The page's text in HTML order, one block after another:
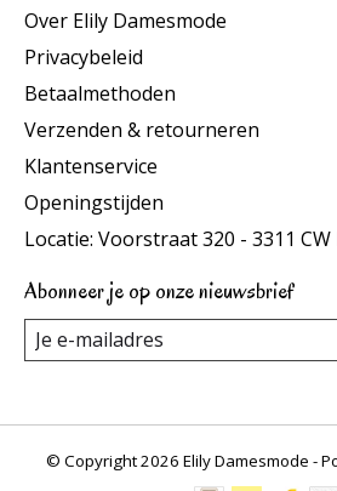
Over Elily Damesmode
Privacybeleid
Betaalmethoden
Verzenden & retourneren
Klantenservice
Openingstijden
Locatie: Voorstraat 320 - 3311
Abonneer je op onze nieuwsbrief
© Copyright 2026 Elily Damesmode -